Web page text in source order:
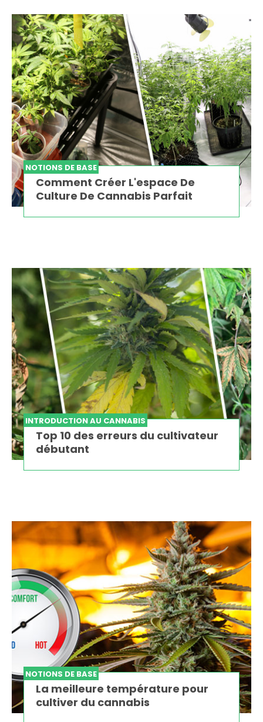
NOTIONS DE BASE
Comment Créer L'espace De
Culture De Cannabis Parfait
INTRODUCTION AU CANNABIS
Top 10 des erreurs du cultivateur
débutant
NOTIONS DE BASE
La meilleure température pour
cultiver du cannabis